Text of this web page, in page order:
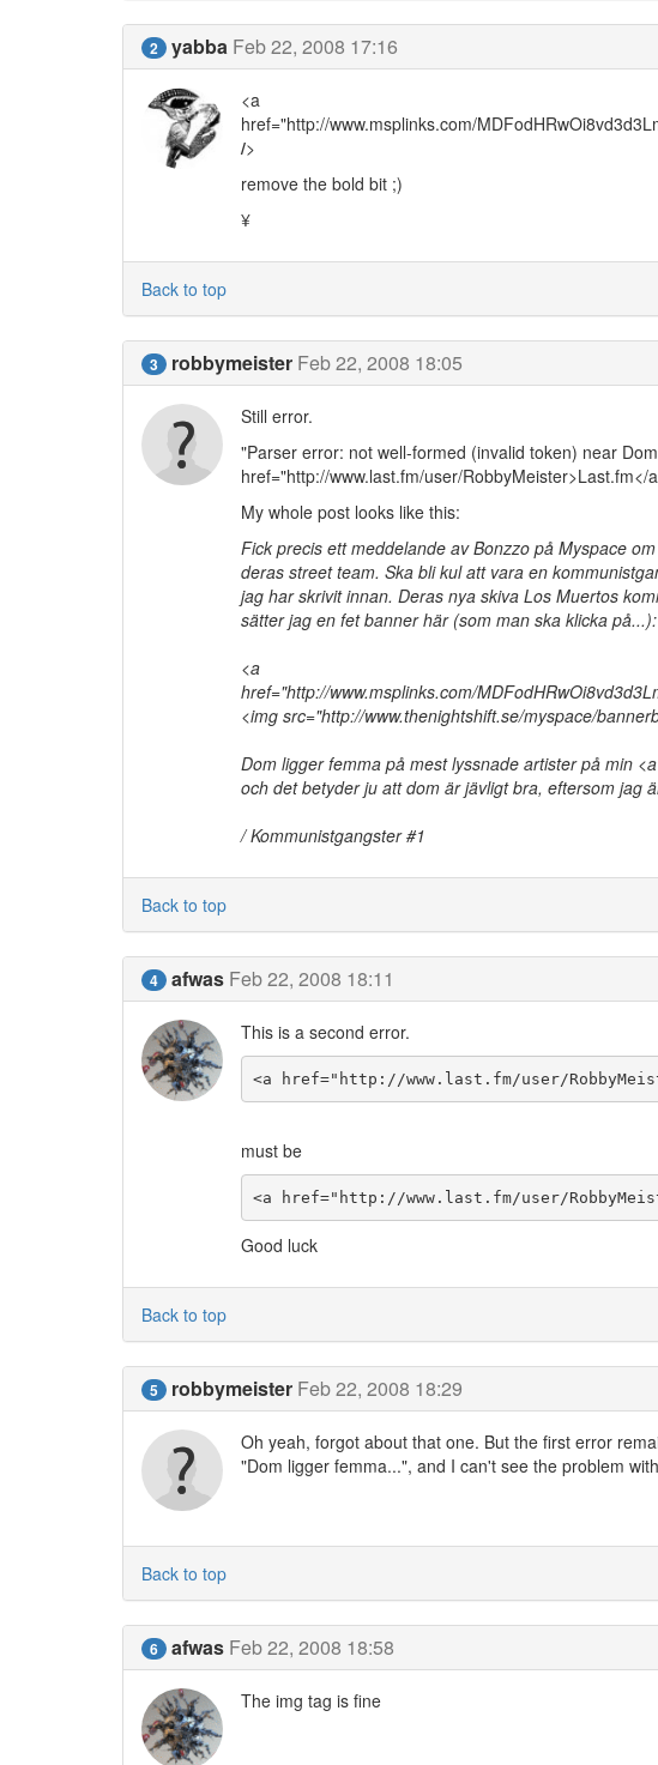
2 yabba Feb 22, 2008 17:16
<a
href="http://www.msplinks.com/
/>
remove the bold bit ;)
¥
Back to top
3 robbymeister Feb 22, 2008 18:05
Still error.
"Parser error: not well-formed (invalid token) near
href="http://www.last.fm/user/RobbyMeister>Last.fm</
My whole post looks like this:
Fick precis ett meddelande av Bonzzo på Myspace
deras street team. Ska bli kul att vara en
jag har skrivit innan. Deras nya skiva Los Muertos
sätter jag en fet banner här (som man ska klicka på...):
<a
href="http://www.msplinks.com/
<img src="http://www.thenightshift.se/myspace/
Dom ligger femma på mest lyssnade artister på min
och det betyder ju att dom är jävligt bra, eftersom jag
/ Kommunistgangster #1
Back to top
4 afwas Feb 22, 2008 18:11
This is a second error.
<a href="http://www.last.fm/user/
must be
<a href="http://www.last.fm/user/
Good luck
Back to top
5 robbymeister Feb 22, 2008 18:29
Oh yeah, forgot about that one. But the first error
"Dom ligger femma...", and I can't see the problem
Back to top
6 afwas Feb 22, 2008 18:58
The img tag is fine